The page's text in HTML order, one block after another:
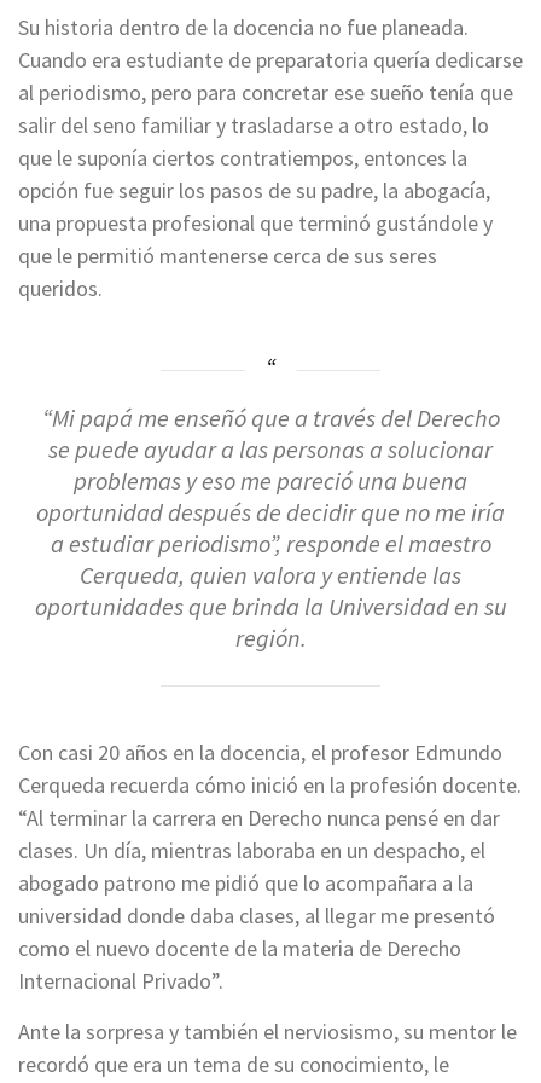
Su historia dentro de la docencia no fue planeada.
Cuando era estudiante de preparatoria quería dedicarse
al periodismo, pero para concretar ese sueño tenía que
salir del seno familiar y trasladarse a otro estado, lo
que le suponía ciertos contratiempos, entonces la
opción fue seguir los pasos de su padre, la abogacía,
una propuesta profesional que terminó gustándole y
que le permitió mantenerse cerca de sus seres
queridos.
“Mi papá me enseñó que a través del Derecho
se puede ayudar a las personas a solucionar
problemas y eso me pareció una buena
oportunidad después de decidir que no me iría
a estudiar periodismo”, responde el maestro
Cerqueda, quien valora y entiende las
oportunidades que brinda la Universidad en su
región.
Con casi 20 años en la docencia, el profesor Edmundo
Cerqueda recuerda cómo inició en la profesión docente.
“Al terminar la carrera en Derecho nunca pensé en dar
clases. Un día, mientras laboraba en un despacho, el
abogado patrono me pidió que lo acompañara a la
universidad donde daba clases, al llegar me presentó
como el nuevo docente de la materia de Derecho
Internacional Privado”.
Ante la sorpresa y también el nerviosismo, su mentor le
recordó que era un tema de su conocimiento, le